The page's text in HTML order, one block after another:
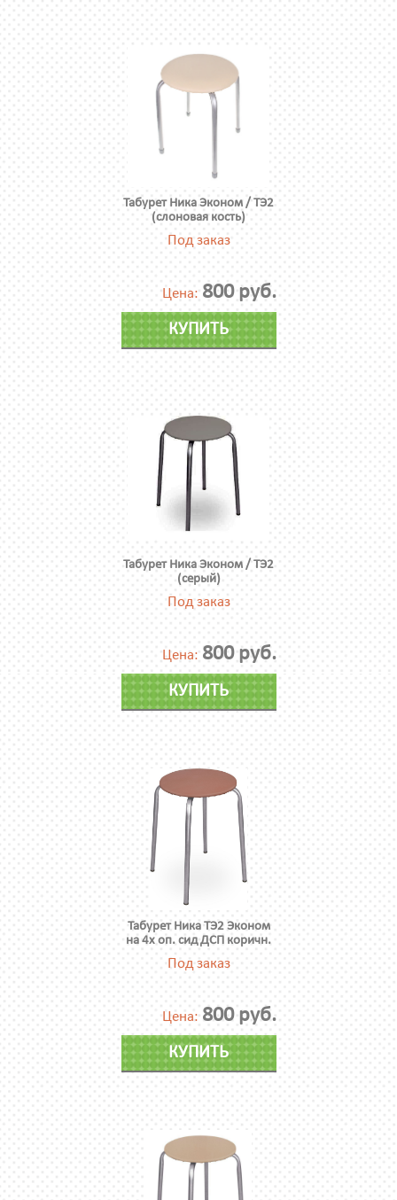
Табурет Ника Эконом / ТЭ2
(слоновая кость)
Под заказ
Цена: 800 руб.
КУПИТЬ
Табурет Ника Эконом / ТЭ2
(серый)
Под заказ
Цена: 800 руб.
КУПИТЬ
Табурет Ника ТЭ2 Эконом
на 4х оп. сид ДСП коричн.
Под заказ
Цена: 800 руб.
КУПИТЬ